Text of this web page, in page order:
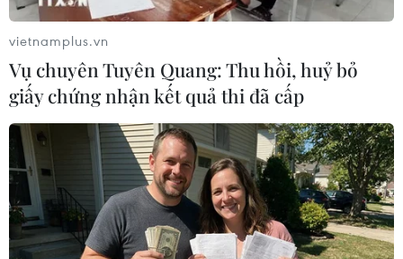
vietnamplus.vn
Vụ chuyên Tuyên Quang: Thu hồi, huỷ bỏ
giấy chứng nhận kết quả thi đã cấp